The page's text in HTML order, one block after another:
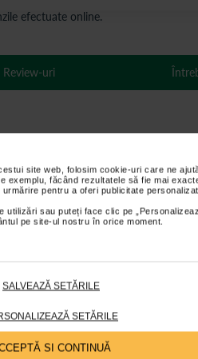
site web, folosim cookie-uri care ne
făcând rezultatele să fie mai
pentru a oferi publicitate
sau puteți face clic pe
pe site-ul nostru în orice moment.
SALVEAZĂ SETĂRILE
SETĂRILE
SI CONTINUĂ
efectuate online.
pe inaltime pentru adaptarea
pe inaltime permite ajustarea in
de utilizare.
Review-uri